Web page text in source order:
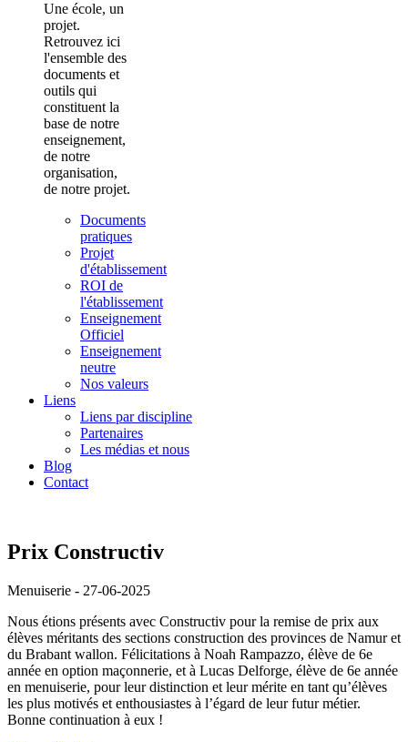
Une école, un
projet.
Retrouvez ici
l'ensemble des
documents et
outils qui
constituent la
base de notre
enseignement,
de notre
organisation,
de notre projet.
Documents
pratiques
Projet
d'établissement
ROI de
l'établissement
Enseignement
Officiel
Enseignement
neutre
Nos valeurs
Liens
Liens par discipline
Partenaires
Les médias et nous
Blog
Contact
Prix Constructiv
Menuiserie - 27-06-2025
Nous étions présents avec Constructiv pour la remise de prix aux
élèves méritants des sections construction des provinces de Namur et
du Brabant wallon. Félicitations à Noah Rampazzo, élève de 6e
année en option maçonnerie, et à Lucas Delforge, élève de 6e année
en menuiserie, pour leur distinction et leur mérite en tant qu’élèves
les plus motivés et enthousiastes à l’égard de leur futur métier.
Bonne continuation à eux !